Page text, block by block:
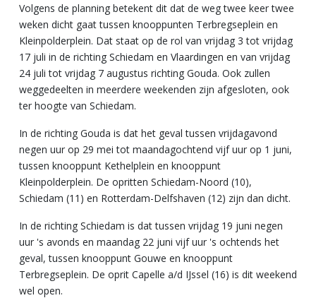
Volgens de planning betekent dit dat de weg twee keer twee
weken dicht gaat tussen knooppunten Terbregseplein en
Kleinpolderplein. Dat staat op de rol van vrijdag 3 tot vrijdag
17 juli in de richting Schiedam en Vlaardingen en van vrijdag
24 juli tot vrijdag 7 augustus richting Gouda. Ook zullen
weggedeelten in meerdere weekenden zijn afgesloten, ook
ter hoogte van Schiedam.
In de richting Gouda is dat het geval tussen vrijdagavond
negen uur op 29 mei tot maandagochtend vijf uur op 1 juni,
tussen knooppunt Kethelplein en knooppunt
Kleinpolderplein. De opritten Schiedam-Noord (10),
Schiedam (11) en Rotterdam-Delfshaven (12) zijn dan dicht.
In de richting Schiedam is dat tussen vrijdag 19 juni negen
uur 's avonds en maandag 22 juni vijf uur 's ochtends het
geval, tussen knooppunt Gouwe en knooppunt
Terbregseplein. De oprit Capelle a/d IJssel (16) is dit weekend
wel open.